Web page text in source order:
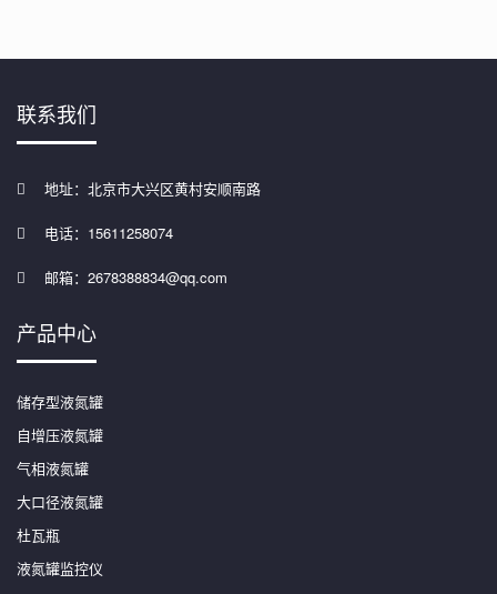
联系我们
地址：北京市大兴区黄村安顺南路
电话：15611258074
邮箱：2678388834@qq.com
产品中心
储存型液氮罐
自增压液氮罐
气相液氮罐
大口径液氮罐
杜瓦瓶
液氮罐监控仪